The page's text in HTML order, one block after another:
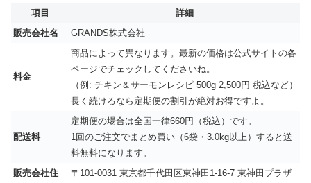
項目
詳細
販売会社名
GRANDS株式会社
料金
商品によって異なります。最新の価格は公式サイトの各
ページでチェックしてくださいね。
（例: チキン＆サーモンレシピ 500g 2,500円 税込など）
長く続けるなら定期便の割引が絶対お得ですよ。
配送料
定期便の場合は全国一律660円（税込）です。
1回のご注文でまとめ買い（6袋・3.0kg以上）すると送
料無料になります。
販売会社住
〒101-0031 東京都千代田区東神田1-16-7 東神田プラザ